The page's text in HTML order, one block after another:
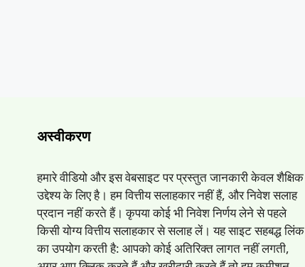
अस्वीकरण
हमारे वीडियो और इस वेबसाइट पर प्रस्तुत जानकारी केवल शैक्षिक
उद्देश्य के लिए है। हम वित्तीय सलाहकार नहीं हैं, और निवेश सलाह
प्रदान नहीं करते हैं। कृपया कोई भी निवेश निर्णय लेने से पहले
किसी योग्य वित्तीय सलाहकार से सलाह लें। यह साइट सहबद्ध लिंक
का उपयोग करती है: आपको कोई अतिरिक्त लागत नहीं लगती,